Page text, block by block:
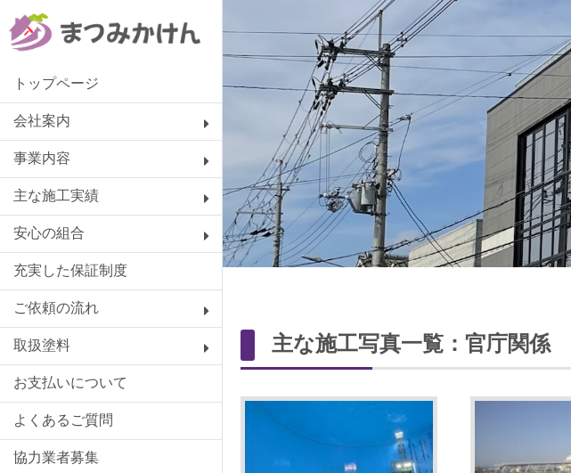
トップページ
会社案内
事業内容
主な施工実績
安心の組合
充実した保証制度
ご依頼の流れ
取扱塗料
お支払いについて
よくあるご質問
協力業者募集
主な施工写真一覧：官庁関係